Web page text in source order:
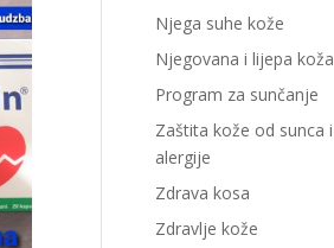
Njega suhe kože
Njegovana i lijepa koža
Program za sunčanje
Zaštita kože od sunca i
alergije
Zdrava kosa
Zdravlje kože